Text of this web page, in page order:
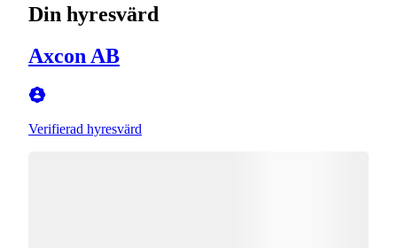
Din hyresvärd
Axcon AB
Verifierad hyresvärd